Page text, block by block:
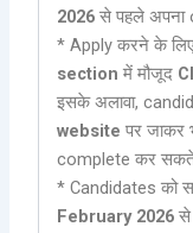
2026 से पहले अपना
* Apply करने के लिए
section में मौजूद
इसके अलावा,
website पर जाकर
complete कर
* Candidates को
February 2026 से